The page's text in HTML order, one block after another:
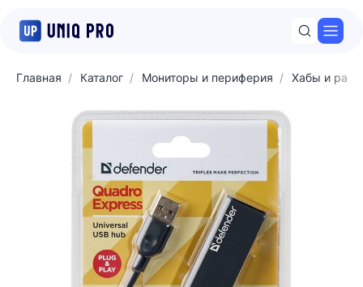
Главная Каталог Мониторы и периферия Хабы и